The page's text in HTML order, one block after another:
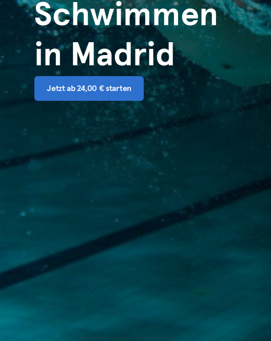
Schwimmen
in Madrid
Jetzt ab 24,00 € starten